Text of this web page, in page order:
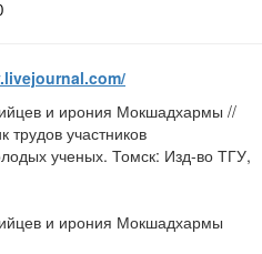
и ирония Мокшадхармы //
трудов участников
ученых. Томск: Изд-во ТГУ,
и ирония Мокшадхармы